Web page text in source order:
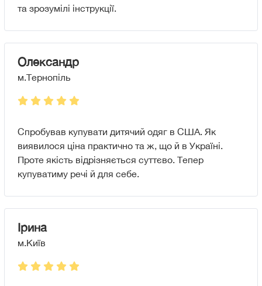
та зрозумілі інструкції.
Олександр
м.Тернопіль
Спробував купувати дитячий одяг в США. Як
виявилося ціна практично та ж, що й в Україні.
Проте якість відрізняється суттєво. Тепер
купуватиму речі й для себе.
Ірина
м.Київ